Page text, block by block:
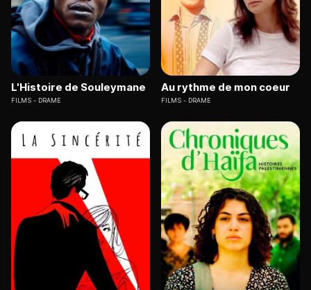
L'Histoire de Souleymane
FILMS DRAME
Au rythme de mon coeur
FILMS DRAME